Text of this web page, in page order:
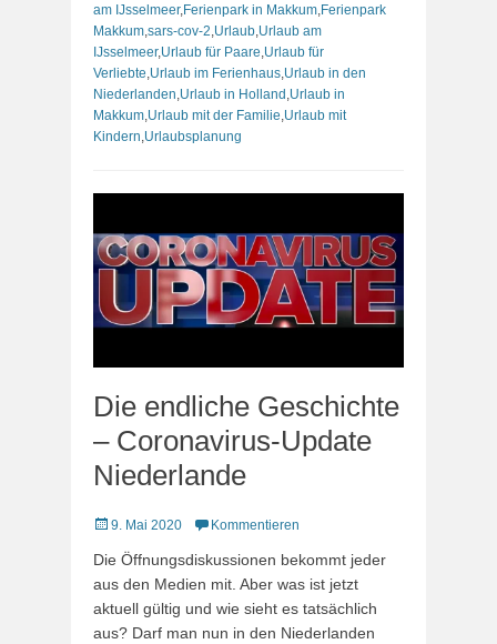
am IJsselmeer, Ferienpark in Makkum Ferienpark
Makkum sars-cov-2 Urlaub Urlaub am
IJsselmeer, Urlaub für Paare Urlaub für
Verliebte Urlaub im Ferienhaus Urlaub in den
Niederlanden Urlaub in Holland Urlaub in
Makkum Urlaub mit der Familie Urlaub mit
Kindern Urlaubsplanung
Die endliche Geschichte
– Coronavirus-Update
Niederlande
Veröffentlicht
9. Mai 2020 Kommentieren
Die Öffnungsdiskussionen bekommt jeder
aus den Medien mit. Aber was ist jetzt
aktuell gültig und wie sieht es tatsächlich
aus? Darf man nun in den Niederlanden